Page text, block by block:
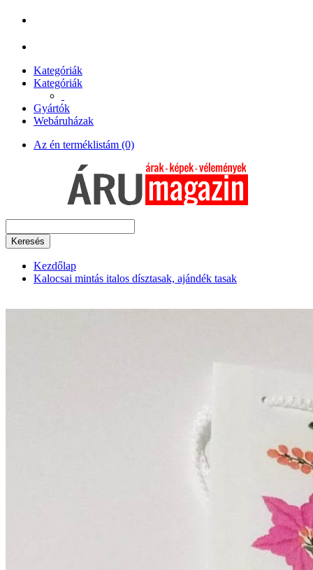
Kategóriák
Kategóriák
Gyártók
Webáruházak
Az én terméklistám (0)
Keresés
Kezdőlap
Kalocsai mintás italos dísztasak, ajándék tasak